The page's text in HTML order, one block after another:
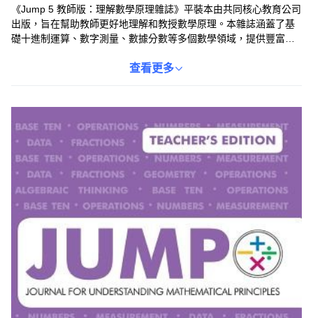
《Jump 5 教師版：理解數學原理雜誌》平裝本由共同核心教育公司
出版，旨在幫助教師更好地理解和教授數學原理。本雜誌涵蓋了基
礎十進制運算、數字測量、數據分數等多個數學領域，提供豐富的
策略工具箱，更有效地評估學生的學習進度並提供個性化指導。這
查看更多